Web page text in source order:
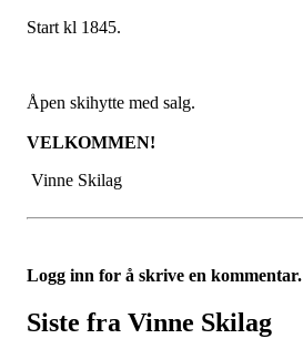
Start kl 1845.
Åpen skihytte med salg.
VELKOMMEN!
Vinne Skilag
Logg inn for å skrive en kommentar.
Siste fra Vinne Skilag